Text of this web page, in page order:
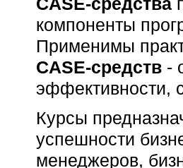
компоненты
Применимы
CASE-средств -
эффективности,
Курсы
успешности
менеджеров,